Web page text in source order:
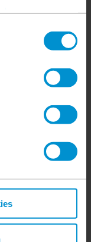
web con
y análisis
información
Más
cookies/